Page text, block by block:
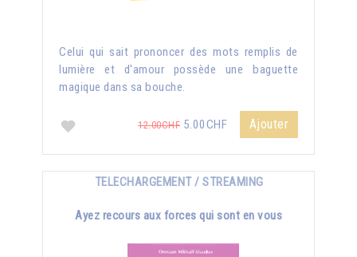
Celui qui sait prononcer des mots remplis de
lumière et d'amour possède une baguette
magique dans sa bouche.
12.00CHF 5.00CHF Ajouter
TELECHARGEMENT / STREAMING
Ayez recours aux forces qui sont en vous